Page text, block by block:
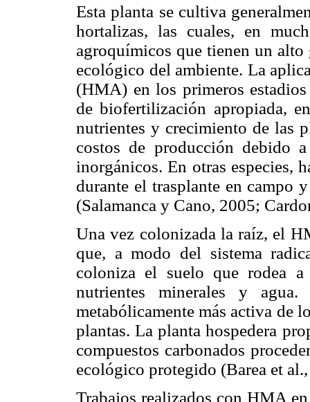
Esta planta se cultiva
hortalizas, las cuales, en
agroquímicos que tienen un
ecológico del ambiente. La
(HMA) en los primeros
de biofertilización apropiada,
nutrientes y crecimiento de las
costos de producción debido
inorgánicos. En otras especies,
durante el trasplante en campo
(Salamanca y Cano, 2005;
Una vez colonizada la raíz, el
que, a modo del sistema
coloniza el suelo que rodea
nutrientes minerales y
metabólicamente más activa de
plantas. La planta hospedera
compuestos carbonados
ecológico protegido (Barea et
Trabajos realizados con HMA